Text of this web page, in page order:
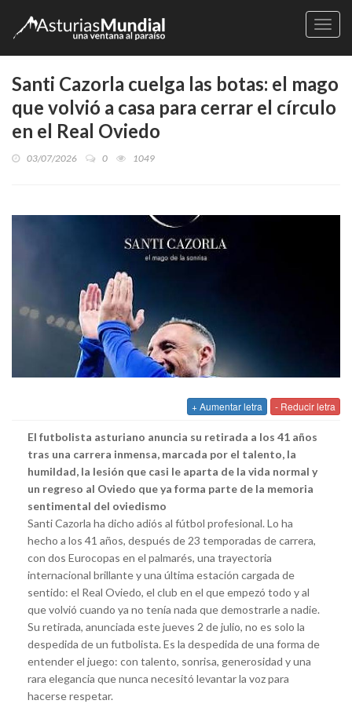
Santi Cazorla cuelga las botas: el mago
que volvió a casa para cerrar el círculo
en el Real Oviedo
03/07/2026 0 1049
+ Aumentar letra - Reducir letra
El futbolista asturiano anuncia su retirada a los 41 años
tras una carrera inmensa, marcada por el talento, la
humildad, la lesión que casi le aparta de la vida normal y
un regreso al Oviedo que ya forma parte de la memoria
sentimental del oviedismo
Santi Cazorla ha dicho adiós al fútbol profesional. Lo ha
hecho a los 41 años, después de 23 temporadas de carrera,
con dos Eurocopas en el palmarés, una trayectoria
internacional brillante y una última estación cargada de
sentido: el Real Oviedo, el club en el que empezó todo y al
que volvió cuando ya no tenía nada que demostrarle a nadie.
Su retirada, anunciada este jueves 2 de julio, no es solo la
despedida de un futbolista. Es la despedida de una forma de
entender el juego: con talento, sonrisa, generosidad y una
rara elegancia que nunca necesitó levantar la voz para
hacerse respetar.